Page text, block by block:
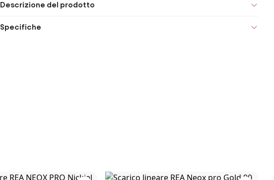
Descrizione del prodotto
Specifiche